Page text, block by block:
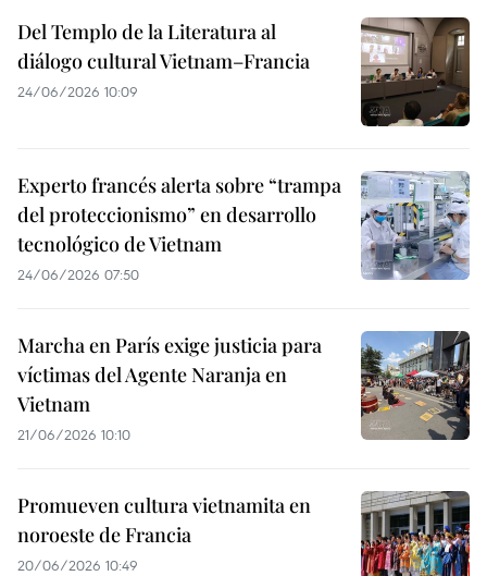
Del Templo de la Literatura al
diálogo cultural Vietnam–Francia
24/06/2026 10:09
Experto francés alerta sobre “trampa
del proteccionismo” en desarrollo
tecnológico de Vietnam
24/06/2026 07:50
Marcha en París exige justicia para
víctimas del Agente Naranja en
Vietnam
21/06/2026 10:10
Promueven cultura vietnamita en
noroeste de Francia
20/06/2026 10:49